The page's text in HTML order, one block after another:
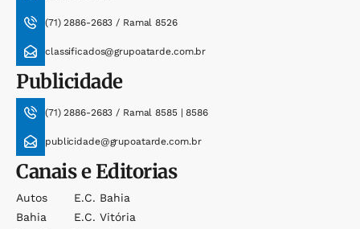
(71) 2886-2683 / Ramal 8526
classificados@grupoatarde.com.br
Publicidade
(71) 2886-2683 / Ramal 8585 | 8586
publicidade@grupoatarde.com.br
Canais e Editorias
Autos
Bahia
E.c. Bahia
E.c. Vitória